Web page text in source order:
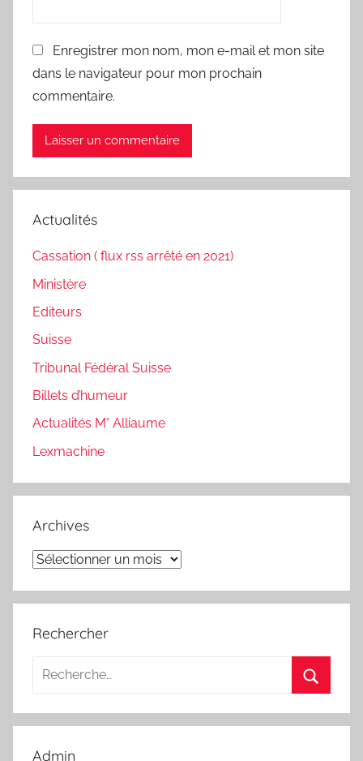
Enregistrer mon nom, mon e-mail et mon site
dans le navigateur pour mon prochain
commentaire.
Actualités
Cassation ( flux rss arrêté en 2021)
Ministère
Editeurs
Suisse
Tribunal Fédéral Suisse
Billets d’humeur
Actualités M° Alliaume
Lexmachine
Archives
Archives
Rechercher
Recherche
:
Admin